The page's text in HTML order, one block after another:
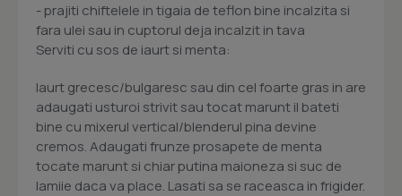
- prajiti chiftelele in tigaia de teflon bine incalzita si
fara ulei sau in cuptorul deja incalzit in tava
Serviti cu sos de iaurt si menta:
Iaurt grecesc/bulgaresc sau din cel foarte gras in are
adaugati usturoi strivit sau tocat marunt il bateti
bine cu mixerul vertical/blenderul pina devine
cremos. Adaugati frunze prosapete de menta
tocate marunt si chiar putina maioneza si suc de
lamiie daca va place. Lasati sa se raceasca in frigider.